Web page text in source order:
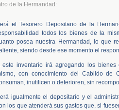
de la Hermandad:
el Tesorero Depositario de la
todos los bienes de la
posea nuestra Hermandad, lo que
siendo desde ese momento el
este inventario irá agregando los
con conocimiento del Cabildo de
inutilicen o deterioren, sin
igualmente el depositario y el
los que atenderá sus gastos que, si